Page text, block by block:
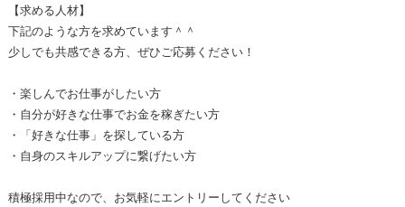
【求める人材】
下記のような方を求めています＾＾
少しでも共感できる方、ぜひご応募ください！
・楽しんでお仕事がしたい方
・自分が好きな仕事でお金を稼ぎたい方
・「好きな仕事」を探している方
・自身のスキルアップに繋げたい方
積極採用中なので、お気軽にエントリーしてください